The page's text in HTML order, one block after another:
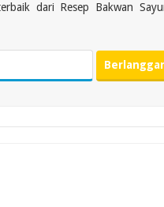
dari Resep Bakwan